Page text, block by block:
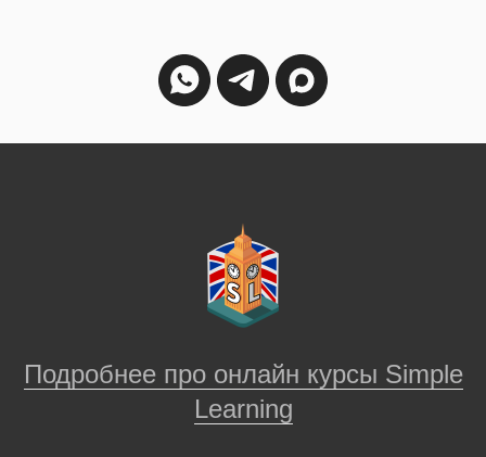
Подробнее про онлайн курсы Simple
Learning